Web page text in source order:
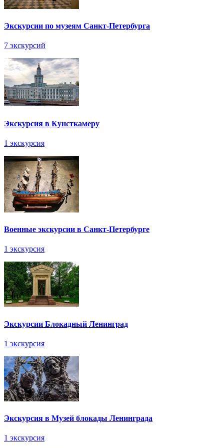
Экскурсии по музеям Санкт-Петербурга
7 экскурсий
Экскурсия в Кунсткамеру
1 экскурсия
Военные экскурсии в Санкт-Петербурге
1 экскурсия
Экскурсии Блокадный Ленинград
1 экскурсия
Экскурсия в Музей блокады Ленинграда
1 экскурсия